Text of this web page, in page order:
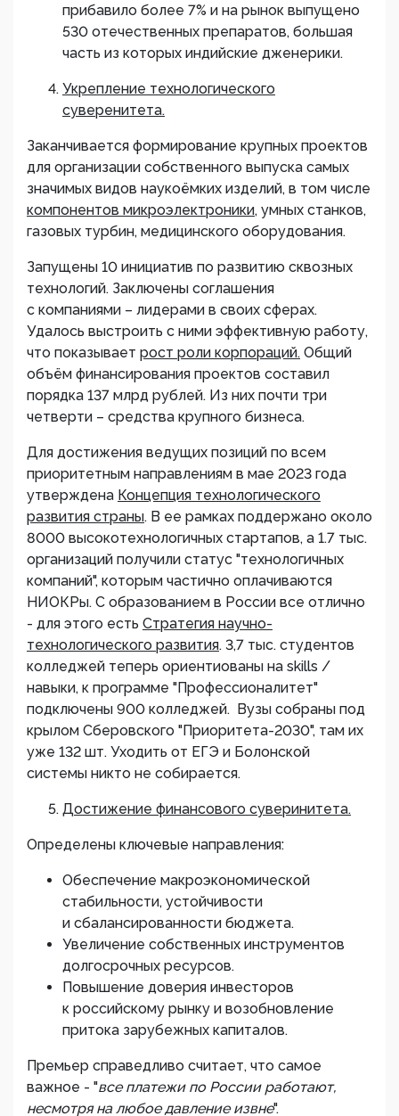
прибавило более 7% и на рынок выпущено
530 отечественных препаратов, большая
часть из которых индийские дженерики.
Укрепление технологического
суверенитета.
Заканчивается формирование крупных проектов
для организации собственного выпуска самых
значимых видов наукоёмких изделий, в том числе
компонентов микроэлектроники, умных станков,
газовых турбин, медицинского оборудования.
Запущены 10 инициатив по развитию сквозных
технологий. Заключены соглашения
с компаниями – лидерами в своих сферах.
Удалось выстроить с ними эффективную работу,
что показывает рост роли корпораций. Общий
объём финансирования проектов составил
порядка 137 млрд рублей. Из них почти три
четверти – средства крупного бизнеса.
Для достижения ведущих позиций по всем
приоритетным направлениям в мае 2023 года
утверждена Концепция технологического
развития страны. В ее рамках поддержано около
8000 высокотехнологичных стартапов, а 1.7 тыс.
организаций получили статус "технологичных
компаний", которым частично оплачиваются
НИОКРы. С образованием в России все отлично
- для этого есть Стратегия научно-
технологического развития. 3,7 тыс. студентов
колледжей теперь ориентиованы на skills /
навыки, к программе "Профессионалитет"
подключены 900 колледжей. Вузы собраны под
крылом Сберовского "Приоритета-2030", там их
уже 132 шт. Уходить от ЕГЭ и Болонской
системы никто не собирается.
Достижение финансового суверинитета.
Определены ключевые направления:
Обеспечение макроэкономической
стабильности, устойчивости
и сбалансированности бюджета.
Увеличение собственных инструментов
долгосрочных ресурсов.
Повышение доверия инвесторов
к российскому рынку и возобновление
притока зарубежных капиталов.
Премьер справедливо считает, что самое
важное - "все платежи по России работают,
несмотря на любое давление извне".